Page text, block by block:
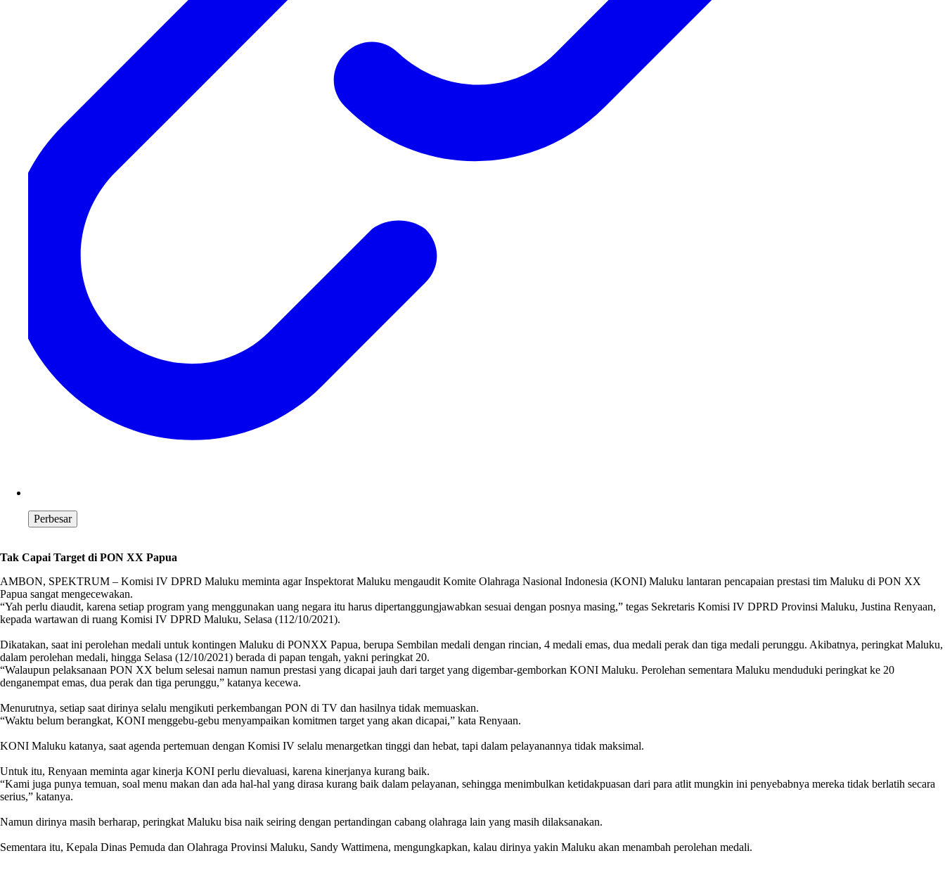
Perbesar
Tak Capai Target di PON XX Papua
AMBON, SPEKTRUM – Komisi IV DPRD Maluku meminta agar Inspektorat Maluku mengaudit Komite Olahraga Nasional Indonesia (KONI) Maluku lantaran pencapaian prestasi tim Maluku di PON XX
Papua sangat mengecewakan.
“Yah perlu diaudit, karena setiap program yang menggunakan uang negara itu harus dipertanggungjawabkan sesuai dengan posnya masing,” tegas Sekretaris Komisi IV DPRD Provinsi Maluku, Justina Renyaan,
kepada wartawan di ruang Komisi IV DPRD Maluku, Selasa (112/10/2021).
Dikatakan, saat ini perolehan medali untuk kontingen Maluku di PONXX Papua, berupa Sembilan medali dengan rincian, 4 medali emas, dua medali perak dan tiga medali perunggu. Akibatnya, peringkat Maluku,
dalam perolehan medali, hingga Selasa (12/10/2021) berada di papan tengah, yakni peringkat 20.
“Walaupun pelaksanaan PON XX belum selesai namun namun prestasi yang dicapai jauh dari target yang digembar-gemborkan KONI Maluku. Perolehan sementara Maluku menduduki peringkat ke 20
denganempat emas, dua perak dan tiga perunggu,” katanya kecewa.
Menurutnya, setiap saat dirinya selalu mengikuti perkembangan PON di TV dan hasilnya tidak memuaskan.
“Waktu belum berangkat, KONI menggebu-gebu menyampaikan komitmen target yang akan dicapai,” kata Renyaan.
KONI Maluku katanya, saat agenda pertemuan dengan Komisi IV selalu menargetkan tinggi dan hebat, tapi dalam pelayanannya tidak maksimal.
Untuk itu, Renyaan meminta agar kinerja KONI perlu dievaluasi, karena kinerjanya kurang baik.
“Kami juga punya temuan, soal menu makan dan ada hal-hal yang dirasa kurang baik dalam pelayanan, sehingga menimbulkan ketidakpuasan dari para atlit mungkin ini penyebabnya mereka tidak berlatih secara
serius,” katanya.
Namun dirinya masih berharap, peringkat Maluku bisa naik seiring dengan pertandingan cabang olahraga lain yang masih dilaksanakan.
Sementara itu, Kepala Dinas Pemuda dan Olahraga Provinsi Maluku, Sandy Wattimena, mengungkapkan, kalau dirinya yakin Maluku akan menambah perolehan medali.